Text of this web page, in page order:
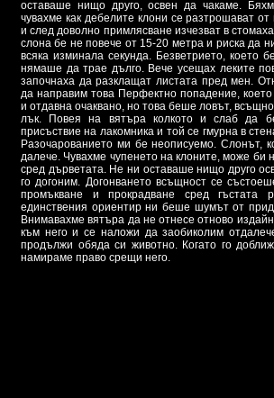
оставаше нищо друго, освен да чакаме.
чувахме как дебелите клони се разтрошават
и след доволно примлясване изчезват в
слона бе не повече от 15-20 метра и риска да
всяка изминала секунда. Безветрието, което
нямаше да трае дълго. Вече усещах леките
започнаха да разклащат листата пред мен.
да направим това Перфектно попадение,
и отдавна очаквано, но това беше ловът,
лък. Повея на вятъра колкото и слаб да
присъствие на лакомника и той се гмурна в
Разочарованието ми бе неописуемо. Слонът,
далече. Чувахме чупенето на клоните, може би
сред дърветата. Не ни оставаше нищо друго
го догоним. Догонването всъщност се
промъкване и прокрадване сред гъстата
единствения ориентир ни беше шумът от
Внимавахме вятъра да не отнесе отново
към него и се наложи да заобиколим
продължи обяда си животно. Когато го
намираме право срещи него.